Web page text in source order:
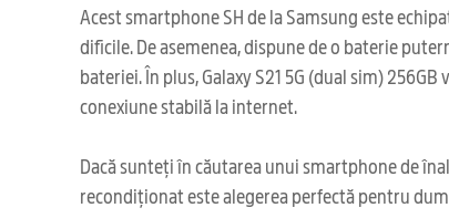
Acest smartphone SH de la Samsung este
dificile. De asemenea, dispune de o baterie
bateriei. În plus, Galaxy S21 5G (dual sim)
conexiune stabilă la internet.
Dacă sunteți în căutarea unui smartphone de
recondiționat este alegerea perfectă pentru